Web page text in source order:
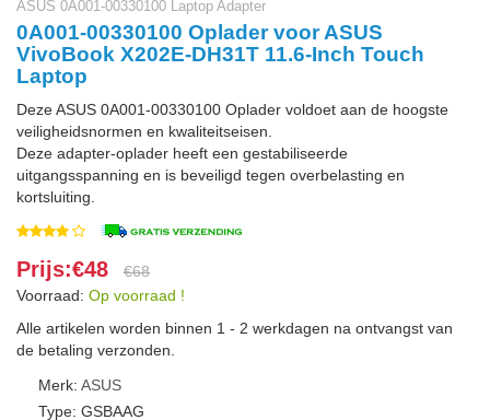
ASUS 0A001-00330100 Laptop Adapter
0A001-00330100 Oplader voor ASUS
VivoBook X202E-DH31T 11.6-Inch Touch
Laptop
Deze ASUS 0A001-00330100 Oplader voldoet aan de hoogste
veiligheidsnormen en kwaliteitseisen.
Deze adapter-oplader heeft een gestabiliseerde
uitgangsspanning en is beveiligd tegen overbelasting en
kortsluiting.
Prijs:€48
€68
Voorraad: Op voorraad !
Alle artikelen worden binnen 1 - 2 werkdagen na ontvangst van
de betaling verzonden.
Merk: ASUS
Type: GSBAAG